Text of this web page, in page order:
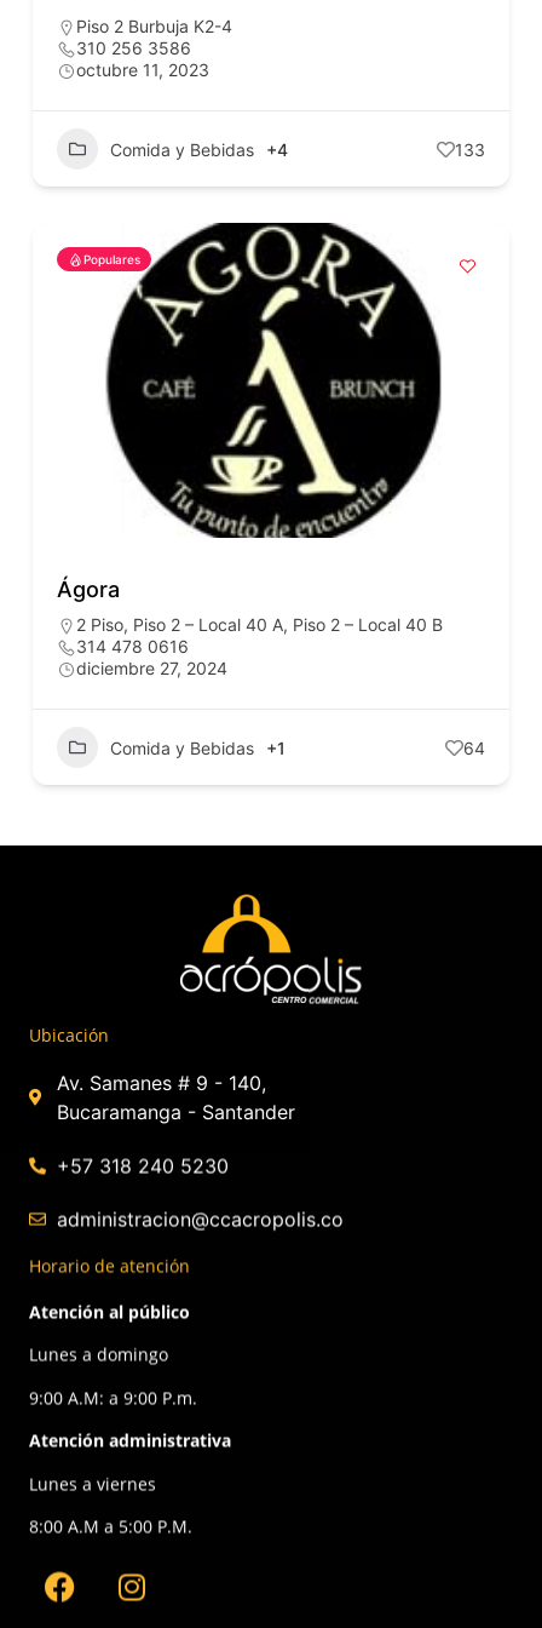
Piso 2 Burbuja K2-4
310 256 3586
octubre 11, 2023
Comida y Bebidas +4 133
Populares
Ágora
2 Piso, Piso 2 – Local 40 A, Piso 2 – Local 40 B
314 478 0616
diciembre 27, 2024
Comida y Bebidas +1 64
Ubicación
Av. Samanes # 9 - 140,
Bucaramanga - Santander
+57 318 240 5230
administracion@ccacropolis.co
Horario de atención
Atención al público
Lunes a domingo
9:00 A.M: a 9:00 P.m.
Atención administrativa
Lunes a viernes
8:00 A.M a 5:00 P.M.